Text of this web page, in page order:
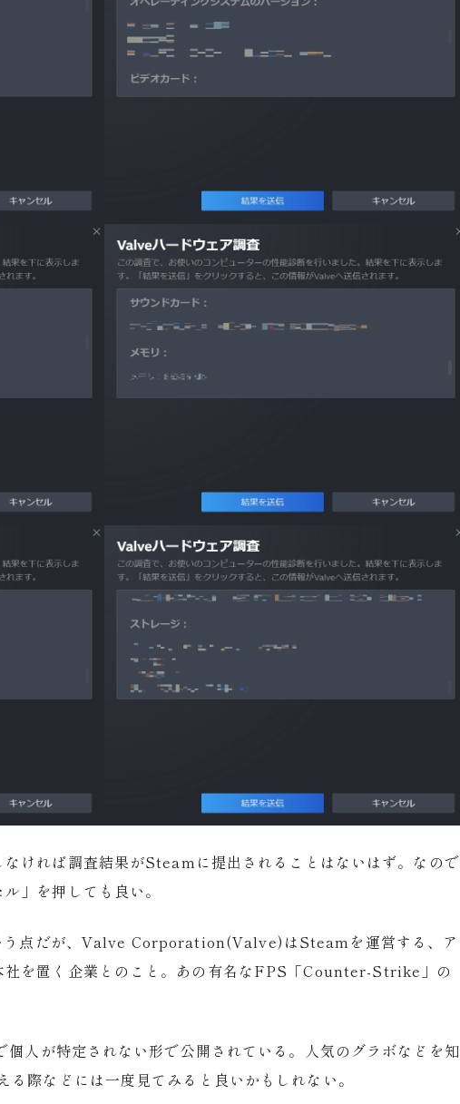
ければ調査結果がSteamに提出されることはないはず。なので
」を押しても良い。
う点だが、Valve Corporation(Valve)はSteamを運営する、ア
社を置く企業とのこと。あの有名なFPS「Counter-Strike」の
人が特定されない形で公開されている。人気のグラボなどを知
際などには一度見てみると良いかもしれない。